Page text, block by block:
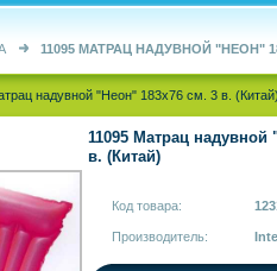
11095 МАТРАЦ НАДУВНОЙ "НЕОН"
надувной "Неон" 183х76 см. 3 в. (Китай)
11095 Матрац надувной
в. (Китай)
Код товара:
Производитель: